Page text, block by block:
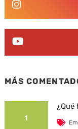
MÁS
1
¿Qué